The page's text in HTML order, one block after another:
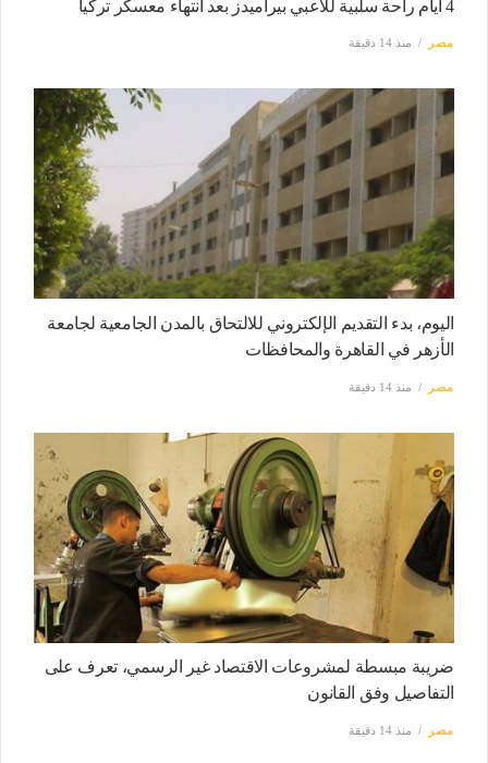
4 أيام راحة سلبية للاعبي بيراميدز بعد انتهاء معسكر تركيا
مصر منذ 14 دقيقة
اليوم، بدء التقديم الإلكتروني للالتحاق بالمدن الجامعية لجامعة
الأزهر في القاهرة والمحافظات
مصر منذ 14 دقيقة
ضريبة مبسطة لمشروعات الاقتصاد غير الرسمي، تعرف على
التفاصيل وفق القانون
مصر منذ 14 دقيقة